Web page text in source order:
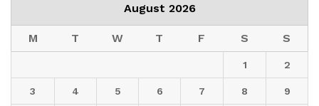
August 2026
M T W T F S S
1 2
3 4 5 6 7 8 9